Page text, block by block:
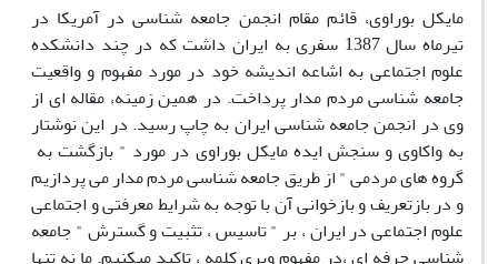
مایکل بوراوی، قائم مقام انجمن جامعه شناسی در آمریکا در
تیرماه سال 1387 سفری به ایران داشت که در چند دانشکده
علوم اجتماعی به اشاعه اندیشه خود در مورد مفهوم و واقعیت
جامعه شناسی مردم مدار پرداخت. در همین زمینه، مقاله ای از
وی در انجمن جامعه شناسی ایران به چاپ رسید. در این نوشتار
به واکاوی و سنجش ایده مایکل بوراوی در مورد " بازگشت به
گروه های مردمی " از طریق جامعه شناسی مردم مدار می پردازیم
و در بازتعریف و بازخوانی آن با توجه به شرایط معرفتی و اجتماعی
علوم اجتماعی در ایران ، بر " تاسیس ، تثبیت و گسترش " جامعه
شناسی حرفه ای ،در مفهوم وبری کلمه ، تاکید میکنیم. ما نه تنها